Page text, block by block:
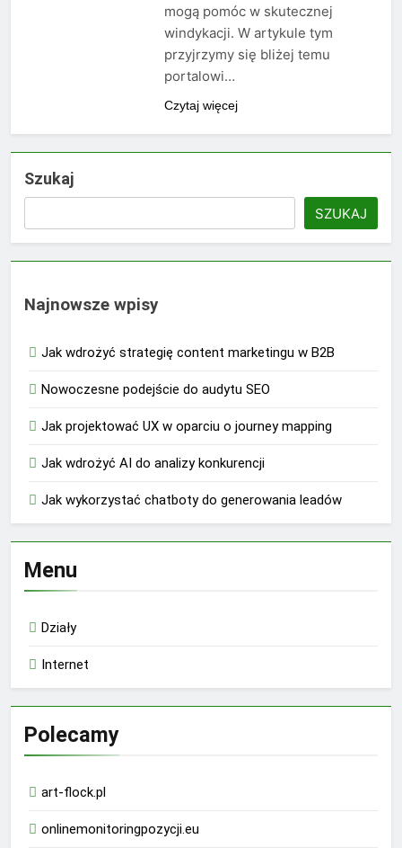
mogą pomóc w skutecznej
windykacji. W artykule tym
przyjrzymy się bliżej temu
portalowi…
Czytaj więcej
Szukaj
SZUKAJ
Najnowsze wpisy
Jak wdrożyć strategię content marketingu w B2B
Nowoczesne podejście do audytu SEO
Jak projektować UX w oparciu o journey mapping
Jak wdrożyć AI do analizy konkurencji
Jak wykorzystać chatboty do generowania leadów
Menu
Działy
Internet
Polecamy
art-flock.pl
onlinemonitoringpozycji.eu